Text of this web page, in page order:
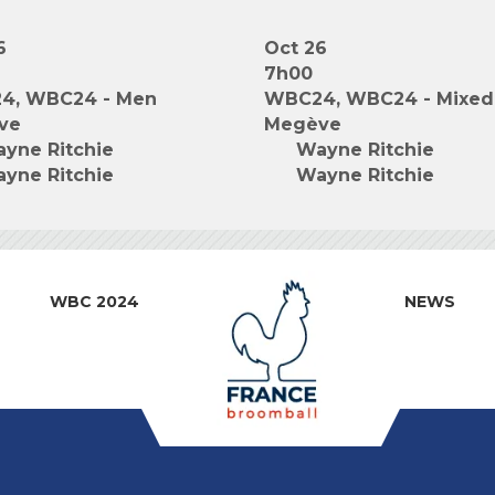
WBC24 - Men
Ritchie
Ritchie
Oct 26
7h00
WBC24, WBC24 - Mixed
Megève
Wayne Ritchie
Wayne Ritchie
WBC 2024 NEWS